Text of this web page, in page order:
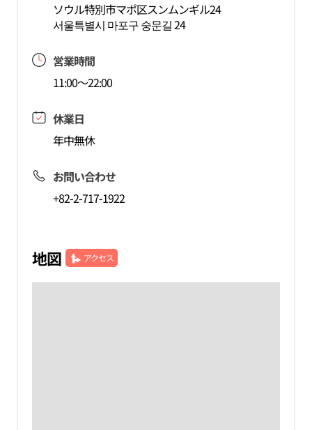
ソウル特別市マポ区スンムンギル24
서울특별시 마포구 숭문길 24
営業時間
11:00～22:00
休業日
年中無休
お問い合わせ
+82-2-717-1922
地図 アクセス